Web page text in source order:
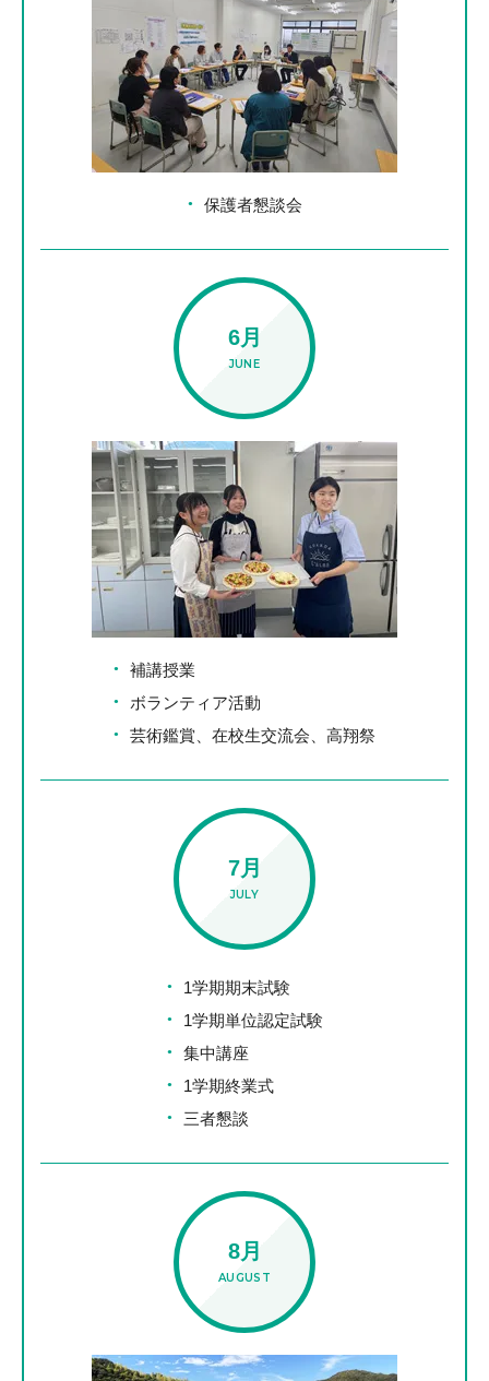
保護者懇談会
6月
JUNE
補講授業
ボランティア活動
芸術鑑賞、在校生交流会、高翔祭
7月
JULY
1学期期末試験
1学期単位認定試験
集中講座
1学期終業式
三者懇談
8月
AUGUST